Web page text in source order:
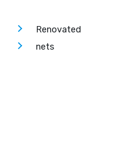
Renovated
nets